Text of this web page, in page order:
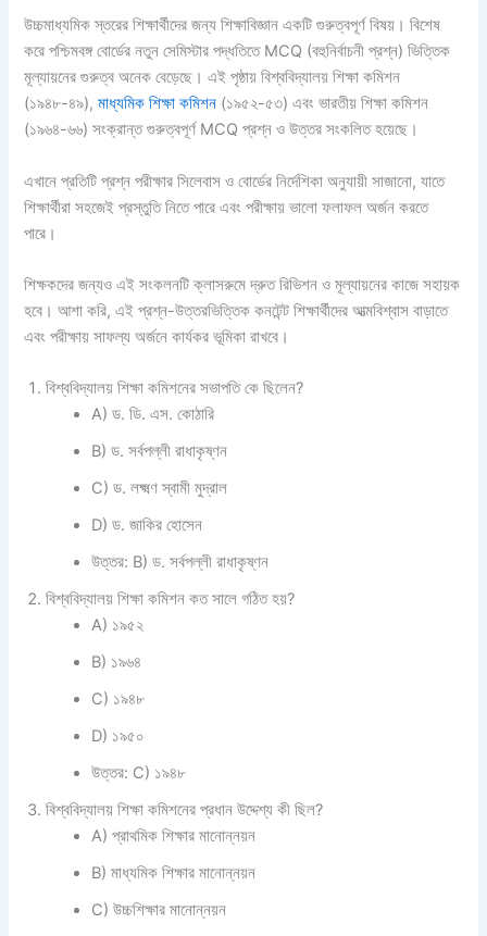
উচ্চমাধ্যমিক স্তরের শিক্ষার্থীদের জন্য শিক্ষাবিজ্ঞান একটি গুরুত্বপূর্ণ বিষয়। বিশেষ
করে পশ্চিমবঙ্গ বোর্ডের নতুন সেমিস্টার পদ্ধতিতে MCQ (বহুনির্বাচনী প্রশ্ন) ভিত্তিক
মূল্যায়নের গুরুত্ব অনেক বেড়েছে। এই পৃষ্ঠায় বিশ্ববিদ্যালয় শিক্ষা কমিশন
(১৯৪৮-৪৯),মাধ্যমিক শিক্ষা কমিশন (১৯৫২-৫৩) এবং ভারতীয় শিক্ষা কমিশন
(১৯৬৪-৬৬) সংক্রান্ত গুরুত্বপূর্ণ MCQ প্রশ্ন ও উত্তর সংকলিত হয়েছে।
এখানে প্রতিটি প্রশ্ন পরীক্ষার সিলেবাস ও বোর্ডের নির্দেশিকা অনুযায়ী সাজানো, যাতে
শিক্ষার্থীরা সহজেই প্রস্তুতি নিতে পারে এবং পরীক্ষায় ভালো ফলাফল অর্জন করতে
পারে।
শিক্ষকদের জন্যও এই সংকলনটি ক্লাসরুমে দ্রুত রিভিশন ও মূল্যায়নের কাজে সহায়ক
হবে। আশা করি, এই প্রশ্ন-উত্তরভিত্তিক কনটেন্ট শিক্ষার্থীদের আত্মবিশ্বাস বাড়াতে
এবং পরীক্ষায় সাফল্য অর্জনে কার্যকর ভূমিকা রাখবে।
বিশ্ববিদ্যালয় শিক্ষা কমিশনের সভাপতি কে ছিলেন?
A) ড. ডি. এস. কোঠারি
B) ড. সর্বপল্লী রাধাকৃষ্ণন
C) ড. লক্ষ্মণ স্বামী মুদ্রাল
D) ড. জাকির হোসেন
উত্তর: B) ড. সর্বপল্লী রাধাকৃষ্ণন
বিশ্ববিদ্যালয় শিক্ষা কমিশন কত সালে গঠিত হয়?
A) ১৯৫২
B) ১৯৬৪
C) ১৯৪৮
D) ১৯৫০
উত্তর: C) ১৯৪৮
বিশ্ববিদ্যালয় শিক্ষা কমিশনের প্রধান উদ্দেশ্য কী ছিল?
A) প্রাথমিক শিক্ষার মানোন্নয়ন
B) মাধ্যমিক শিক্ষার মানোন্নয়ন
C) উচ্চশিক্ষার মানোন্নয়ন